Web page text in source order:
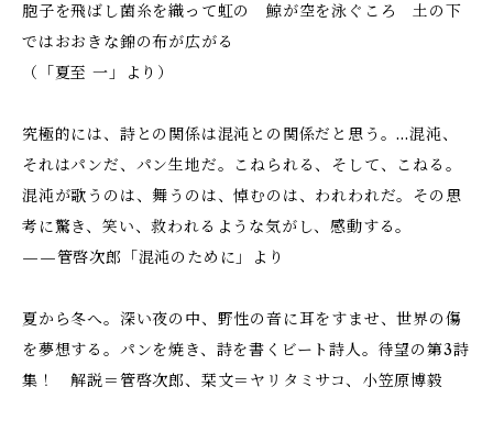
胞子を飛ばし菌糸を織って虹の 鯨が空を泳ぐころ 土の下
ではおおきな錦の布が広がる
（「夏至 一」より）
究極的には、詩との関係は混沌との関係だと思う。…混沌、
それはパンだ、パン生地だ。こねられる、そして、こねる。
混沌が歌うのは、舞うのは、悼むのは、われわれだ。その思
考に驚き、笑い、救われるような気がし、感動する。
——管啓次郎「混沌のために」より
夏から冬へ。深い夜の中、野性の音に耳をすませ、世界の傷
を夢想する。パンを焼き、詩を書くビート詩人。待望の第3詩
集！ 解説＝管啓次郎、栞文＝ヤリタミサコ、小笠原博毅